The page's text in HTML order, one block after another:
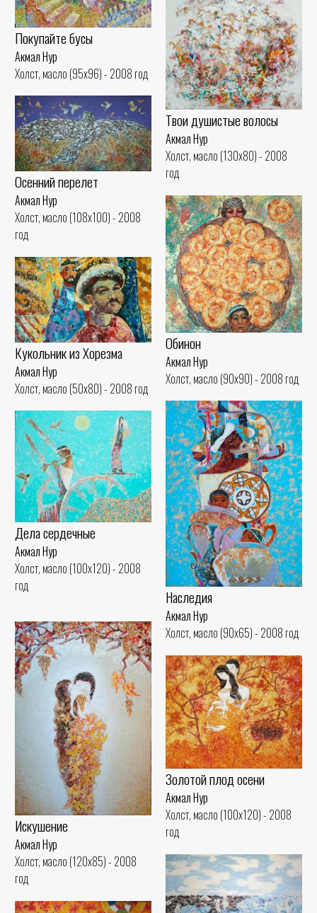
Твои душистые волосы
Акмал Нур
Холст, масло (130x80) - 2008
год
Покупайте бусы
Акмал Нур
Холст, масло (95x96) - 2008 год
Осенний перелет
Акмал Нур
Холст, масло (108x100) - 2008
год
Обинон
Акмал Нур
Холст, масло (90x90) - 2008 год
Кукольник из Хорезма
Акмал Нур
Холст, масло (50x80) - 2008 год
Наследия
Акмал Нур
Холст, масло (90x65) - 2008 год
Дела сердечные
Акмал Нур
Холст, масло (100x120) - 2008
год
Искушение
Акмал Нур
Холст, масло (120x85) - 2008
год
Золотой плод осени
Акмал Нур
Холст, масло (100x120) - 2008
год